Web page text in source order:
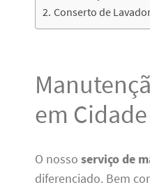
Conserto de
em
O nossoserviço de
diferenciado. Bem